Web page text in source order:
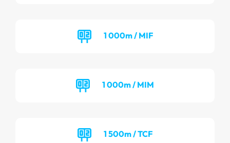
1 000m / MIF
1 000m / MIM
1 500m / TCF